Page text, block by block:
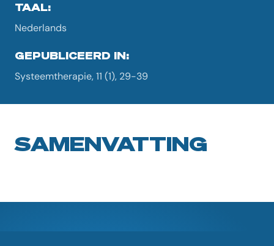
TAAL:
Nederlands
GEPUBLICEERD IN:
Systeemtherapie, 11 (1), 29-39
SAMENVATTING